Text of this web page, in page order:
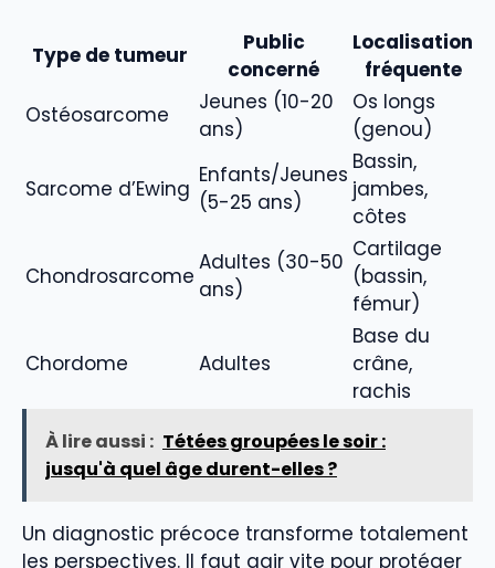
Type de tumeur
Public
concerné
Localisation
fréquente
Ostéosarcome
Jeunes (10-20
ans)
Os longs
(genou)
Sarcome d’Ewing
Enfants/Jeunes
(5-25 ans)
Bassin,
jambes,
côtes
Chondrosarcome
Adultes (30-50
ans)
Cartilage
(bassin,
fémur)
Chordome Adultes
Base du
crâne,
rachis
À lire aussi : Tétées groupées le soir :
jusqu'à quel âge durent-elles ?
Un diagnostic précoce transforme totalement
les perspectives. Il faut agir vite pour protéger